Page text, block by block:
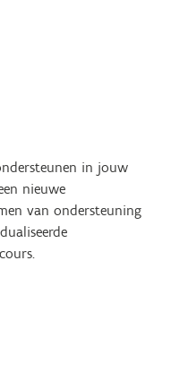
in jouw
nieuwe
van ondersteuning